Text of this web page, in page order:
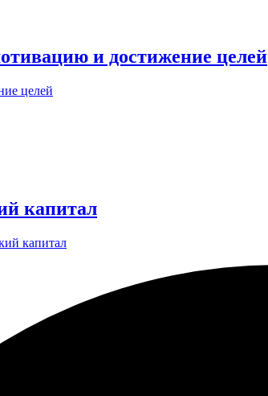
и достижение целей
целей
капитал
капитал